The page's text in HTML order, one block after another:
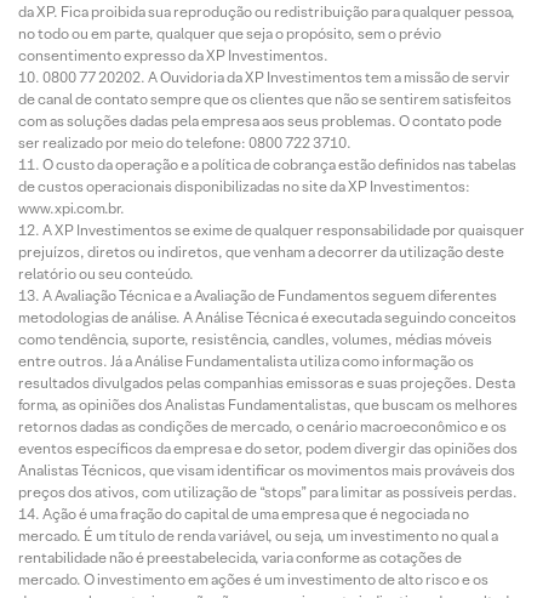
da XP. Fica proibida sua reprodução ou redistribuição para qualquer pessoa,
no todo ou em parte, qualquer que seja o propósito, sem o prévio
consentimento expresso da XP Investimentos.
0800 77 20202. A Ouvidoria da XP Investimentos tem a missão de servir
de canal de contato sempre que os clientes que não se sentirem satisfeitos
com as soluções dadas pela empresa aos seus problemas. O contato pode
ser realizado por meio do telefone: 0800 722 3710.
O custo da operação e a política de cobrança estão definidos nas tabelas
de custos operacionais disponibilizadas no site da XP Investimentos:
www.xpi.com.br.
A XP Investimentos se exime de qualquer responsabilidade por quaisquer
prejuízos, diretos ou indiretos, que venham a decorrer da utilização deste
relatório ou seu conteúdo.
A Avaliação Técnica e a Avaliação de Fundamentos seguem diferentes
metodologias de análise. A Análise Técnica é executada seguindo conceitos
como tendência, suporte, resistência, candles, volumes, médias móveis
entre outros. Já a Análise Fundamentalista utiliza como informação os
resultados divulgados pelas companhias emissoras e suas projeções. Desta
forma, as opiniões dos Analistas Fundamentalistas, que buscam os melhores
retornos dadas as condições de mercado, o cenário macroeconômico e os
eventos específicos da empresa e do setor, podem divergir das opiniões dos
Analistas Técnicos, que visam identificar os movimentos mais prováveis dos
preços dos ativos, com utilização de “stops” para limitar as possíveis perdas.
Ação é uma fração do capital de uma empresa que é negociada no
mercado. É um título de renda variável, ou seja, um investimento no qual a
rentabilidade não é preestabelecida, varia conforme as cotações de
mercado. O investimento em ações é um investimento de alto risco e os